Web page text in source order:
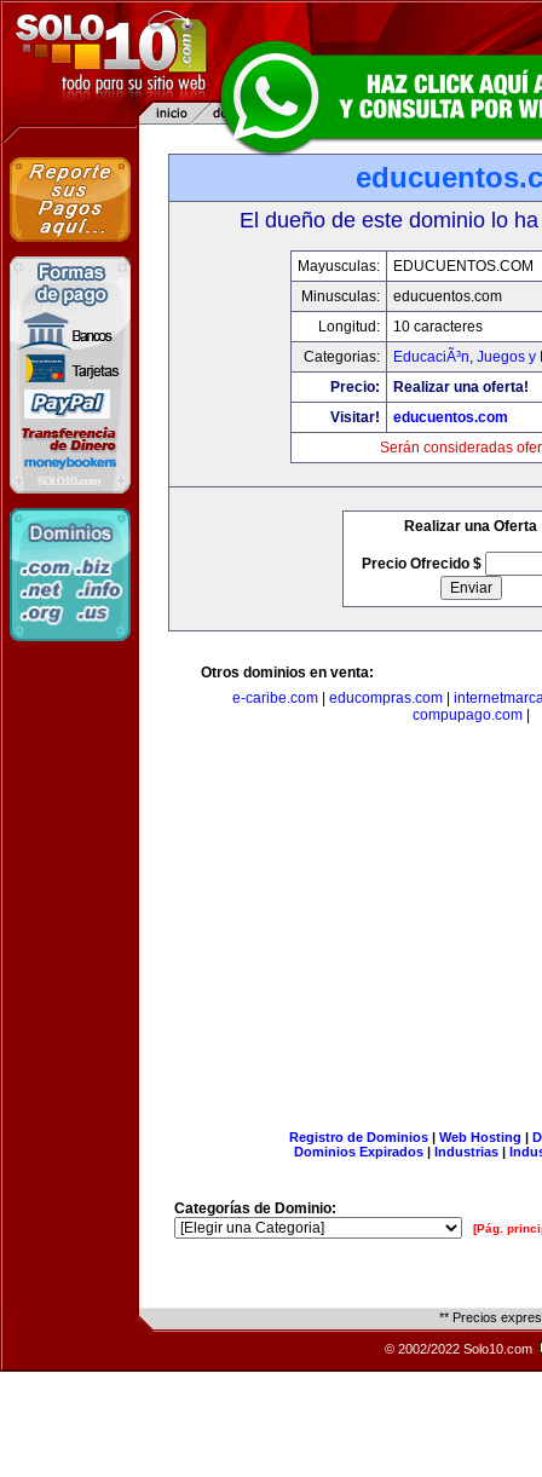
El dueño de este dominio lo
Mayusculas:
EDUCUENTOS.COM
Minusculas:
educuentos.com
Longitud:
10 caracteres
Categorias:
EducaciÃ³n, Juegos y
Precio:
Realizar una oferta!
Visitar!
educuentos.com
Serán consideradas
Realizar una Oferta
Precio Ofrecido $
Otros dominios en venta:
e-caribe.com| educompras.com|
compupago.com|
Registro de Dominios| Web Hosting |
Dominios Expirados | Industrias |
Categorías de Dominio:
[Pág.
** Precios
© 2002/2022 Solo10.com